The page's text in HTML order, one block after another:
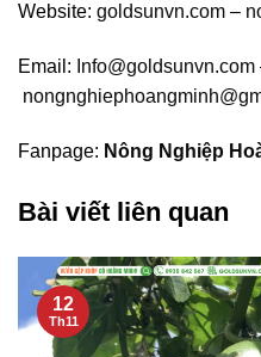
Website: goldsunvn.com –
Email: Info@goldsunvn.com
Fanpage: Nông Nghiệp
Bài viết liên quan
12
Th11